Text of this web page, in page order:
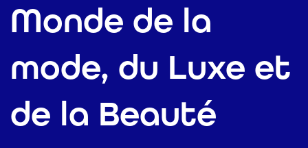
Monde de la
mode, du Luxe et
de la Beauté